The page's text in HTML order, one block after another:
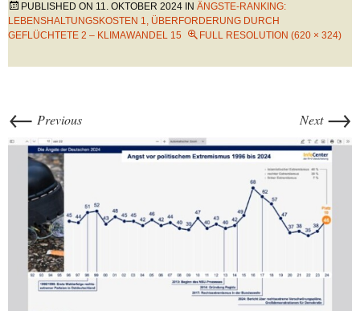
PUBLISHED ON 11. OKTOBER 2024 IN ÄNGSTE-RANKING:
LEBENSHALTUNGSKOSTEN 1, ÜBERFORDERUNG DURCH
GEFLÜCHTETE 2 – KLIMAWANDEL 15
FULL RESOLUTION (620 × 324)
← Previous Next →